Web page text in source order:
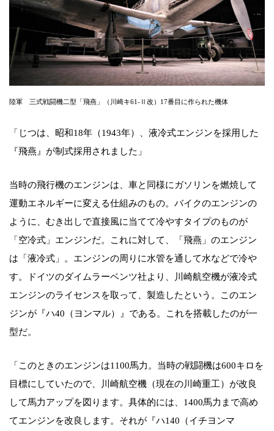
陸軍 三式戦闘機二型「飛燕」（川崎キ61-Ⅱ改）17番目に作られた機体
「じつは、昭和18年（1943年）、液冷式エンジンを採用した
『飛燕』が制式採用されました」
当時の飛行機のエンジンは、車と同様にガソリンを燃焼して
運動エネルギーに変える仕組みのもの。バイクのエンジンの
ように、むき出しで直接風に当てて冷やすタイプのものが
「空冷式」エンジンだ。これに対して、「飛燕」のエンジン
は「液冷式」。エンジンの周りに水管を通して水などで冷や
す。ドイツのダイムラーベンツ社より、川崎航空機が液冷式
エンジンのライセンスを取って、製造したという。このエン
ジンが『ハ40（ヨンマル）』である。これを搭載したのが一
型だ。
「このときのエンジンは1100馬力。当時の戦闘機は600キロを
目標にしていたので、川崎航空機（現在の川崎重工）が改良
して馬力アップを図ります。具体的には、1400馬力まで高め
てエンジンを改良します。それが『ハ140（イチヨンマ